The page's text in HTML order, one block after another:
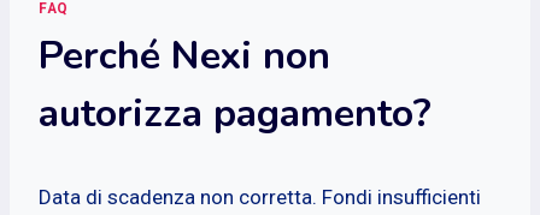
FAQ
Perché Nexi non
autorizza pagamento?
Data di scadenza non corretta. Fondi insufficienti